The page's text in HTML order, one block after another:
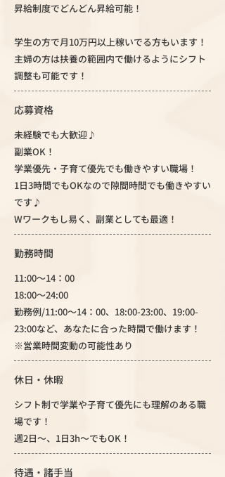
昇給制度でどんどん昇給可能！
学生の方で月10万円以上稼いでる方もいます！
主婦の方は扶養の範囲内で働けるようにシフト
調整も可能です！
応募資格
未経験でも大歓迎♪
副業OK！
学業優先・子育て優先でも働きやすい職場！
1日3時間でもOKなので隙間時間でも働きやすい
です♪
Wワークもし易く、副業としても最適！
勤務時間
11:00～14：00
18:00～24:00
勤務例/11:00～14：00、18:00-23:00、19:00-
23:00など、あなたに合った時間で働けます！
※営業時間変動の可能性あり
休日・休暇
シフト制で学業や子育て優先にも理解のある職
場です！
週2日～、1日3h～でもOK！
待遇・諸手当